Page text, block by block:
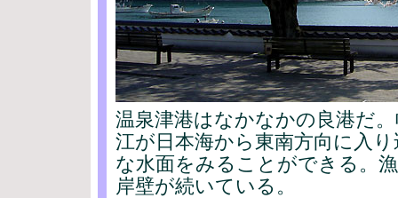
温泉津港はなかなかの良港だ
江が日本海から東南方向に入
な水面をみることができる。
岸壁が続いている。